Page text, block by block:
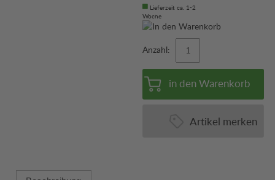
Lieferzeit ca. 1-2
Woche
Anzahl:
in den Warenkorb
Artikel merken